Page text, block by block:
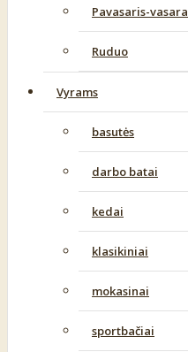
Pavasaris-vasara
Ruduo
Vyrams
basutės
darbo batai
kedai
klasikiniai
mokasinai
sportbačiai